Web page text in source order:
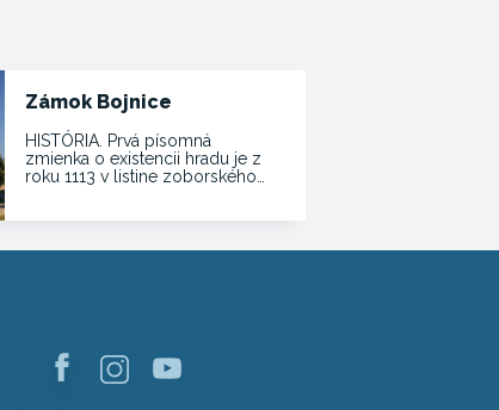
Zámok Bojnice
HISTÓRIA. Prvá písomná
zmienka o existencii hradu je z
roku 1113 v listine zoborského…